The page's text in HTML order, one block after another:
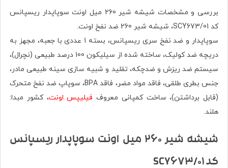
بررسی و مشخصات شیشه شیر 260 میل اونت سوپاپدار ریسپانس
کد SCY673/01، شیشه شیر 260 ضد نفخ اونت.
سوپاپدار و ضد نفخ سری ریسپانس، بسته 1 عددی با جعبه، مجهز به
دریچه ضد کولیک، ساخته شده از سیلیکون 100 درصد طبیعی (نچرال)،
سیستم ضد ریزش و ضدچکه، تقلید و شبیه سازی سینه طبیعی مادر،
جنس بطری طلقی، فاقد مواد مضر، فاقد BPA، سوپاپ ضد نفخ متحرک
(قابل برداشتن)، ساخت کمپانی معروف فیلیپس اونت، کشور مبدا:
هلند.
شیشه شیر 260 میل اونت سوپاپدار ریسپانس
کد SCY673/01